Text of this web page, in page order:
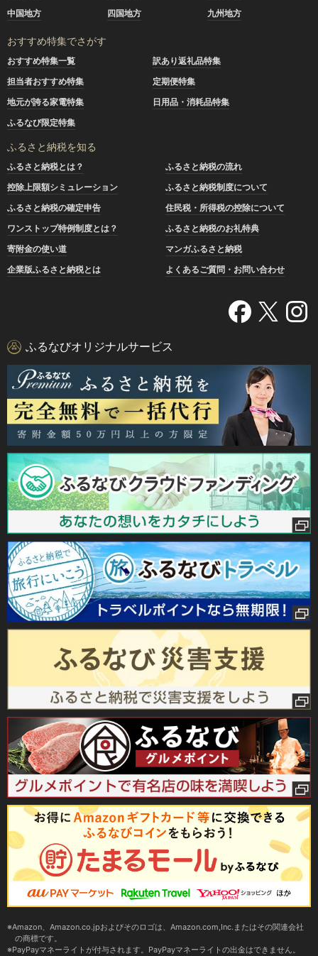
中国地方
四国地方 九州地方
おすすめ特集でさがす
おすすめ特集一覧
訳あり返礼品特集
担当者おすすめ特集
定期便特集
地元が誇る家電特集
日用品・消耗品特集
ふるなび限定特集
ふるさと納税を知る
ふるさと納税とは？
ふるさと納税の流れ
控除上限額シミュレーション
ふるさと納税制度について
ふるさと納税の確定申告
住民税・所得税の控除について
ワンストップ特例制度とは？
ふるさと納税のお礼特典
寄附金の使い道
マンガふるさと納税
企業版ふるさと納税とは
よくあるご質問・お問い合わせ
ふるなびオリジナルサービス
Amazon、Amazon.co.jpおよびそのロゴは、Amazon.com,Inc.またはその関連会社
の商標です。
PayPayマネーライトが付与されます。PayPayマネーライトの出金はできません。